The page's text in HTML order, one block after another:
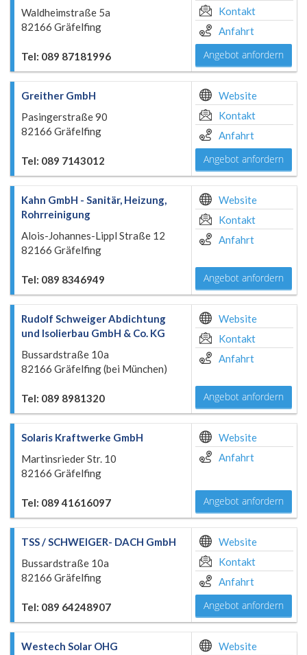
Waldheimstraße 5a
82166 Gräfelfing
Tel: 089 87181996
Kontakt
Anfahrt
Angebot anfordern
Greither GmbH
Pasingerstraße 90
82166 Gräfelfing
Tel: 089 7143012
Website
Kontakt
Anfahrt
Angebot anfordern
Kahn GmbH - Sanitär, Heizung,
Rohrreinigung
Alois-Johannes-Lippl Straße 12
82166 Gräfelfing
Tel: 089 8346949
Website
Kontakt
Anfahrt
Angebot anfordern
Rudolf Schweiger Abdichtung
und Isolierbau GmbH & Co. KG
Bussardstraße 10a
82166 Gräfelfing (bei München)
Tel: 089 8981320
Website
Kontakt
Anfahrt
Angebot anfordern
Solaris Kraftwerke GmbH
Martinsrieder Str. 10
82166 Gräfelfing
Tel: 089 41616097
Website
Anfahrt
Angebot anfordern
TSS / SCHWEIGER- DACH GmbH
Bussardstraße 10a
82166 Gräfelfing
Tel: 089 64248907
Website
Kontakt
Anfahrt
Angebot anfordern
Westech Solar OHG
Website